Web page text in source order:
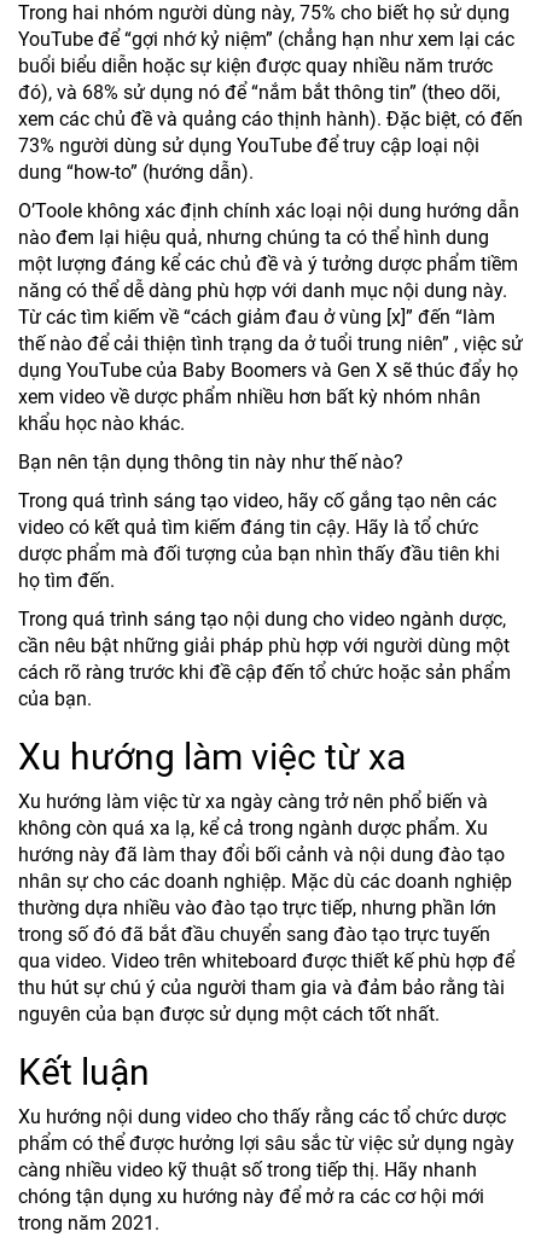
Trong hai nhóm người dùng này, 75% cho biết họ sử dụng
YouTube để “gợi nhớ kỷ niệm” (chẳng hạn như xem lại các
buổi biểu diễn hoặc sự kiện được quay nhiều năm trước
đó), và 68% sử dụng nó để “nắm bắt thông tin” (theo dõi,
xem các chủ đề và quảng cáo thịnh hành). Đặc biệt, có đến
73% người dùng sử dụng YouTube để truy cập loại nội
dung “how-to” (hướng dẫn).
O’Toole không xác định chính xác loại nội dung hướng dẫn
nào đem lại hiệu quả, nhưng chúng ta có thể hình dung
một lượng đáng kể các chủ đề và ý tưởng dược phẩm tiềm
năng có thể dễ dàng phù hợp với danh mục nội dung này.
Từ các tìm kiếm về “cách giảm đau ở vùng [x]” đến “làm
thế nào để cải thiện tình trạng da ở tuổi trung niên” , việc sử
dụng YouTube của Baby Boomers và Gen X sẽ thúc đẩy họ
xem video về dược phẩm nhiều hơn bất kỳ nhóm nhân
khẩu học nào khác.
Bạn nên tận dụng thông tin này như thế nào?
Trong quá trình sáng tạo video, hãy cố gắng tạo nên các
video có kết quả tìm kiếm đáng tin cậy. Hãy là tổ chức
dược phẩm mà đối tượng của bạn nhìn thấy đầu tiên khi
họ tìm đến.
Trong quá trình sáng tạo nội dung cho video ngành dược,
cần nêu bật những giải pháp phù hợp với người dùng một
cách rõ ràng trước khi đề cập đến tổ chức hoặc sản phẩm
của bạn.
Xu hướng làm việc từ xa
Xu hướng làm việc từ xa ngày càng trở nên phổ biến và
không còn quá xa lạ, kể cả trong ngành dược phẩm. Xu
hướng này đã làm thay đổi bối cảnh và nội dung đào tạo
nhân sự cho các doanh nghiệp. Mặc dù các doanh nghiệp
thường dựa nhiều vào đào tạo trực tiếp, nhưng phần lớn
trong số đó đã bắt đầu chuyển sang đào tạo trực tuyến
qua video. Video trên whiteboard được thiết kế phù hợp để
thu hút sự chú ý của người tham gia và đảm bảo rằng tài
nguyên của bạn được sử dụng một cách tốt nhất.
Kết luận
Xu hướng nội dung video cho thấy rằng các tổ chức dược
phẩm có thể được hưởng lợi sâu sắc từ việc sử dụng ngày
càng nhiều video kỹ thuật số trong tiếp thị. Hãy nhanh
chóng tận dụng xu hướng này để mở ra các cơ hội mới
trong năm 2021.